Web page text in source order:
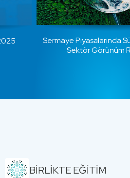
Sermaye Piyasalarında
Sektör Görünüm
BİRLİKTE EĞİTİM